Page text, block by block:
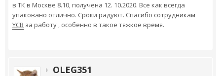
в ТК в Москве 8.10, получена 12. 10.2020. Все как всегда
упаковано отлично. Сроки радуют. Спасибо сотрудникам
YCB за работу , особенно в такое тяжкое время.
OLEG351